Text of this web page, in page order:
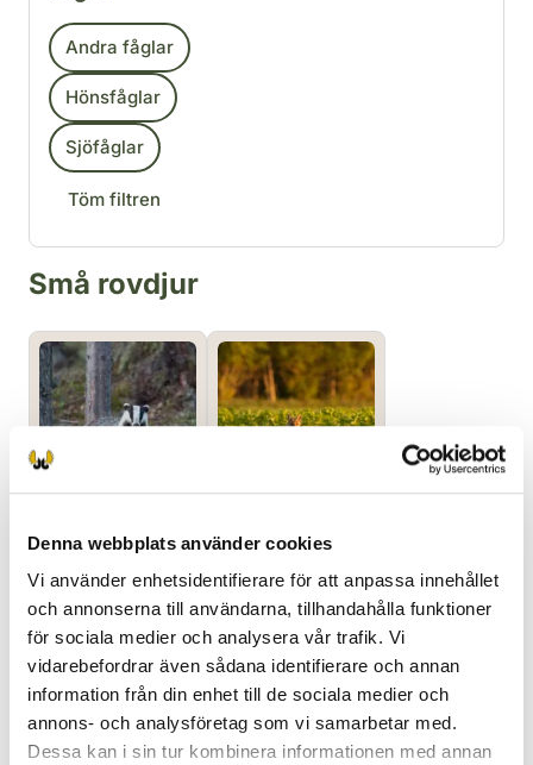
Denna webbplats använder cookies
Vi använder enhetsidentifierare för att anpassa innehållet
och annonserna till användarna, tillhandahålla funktioner
för sociala medier och analysera vår trafik. Vi
vidarebefordrar även sådana identifierare och annan
information från din enhet till de sociala medier och
annons- och analysföretag som vi samarbetar med.
Dessa kan i sin tur kombinera informationen med annan
Andra fåglar
Hönsfåglar
Sjöfåglar
Töm filtren
Små rovdjur
Hermelin Iller